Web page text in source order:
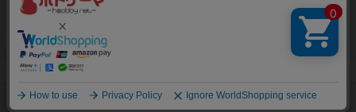
ボードゲームのプレイ履歴を記録し
自分のデータを管理しませんか？
約75,000人 がボドゲーマを利用中！